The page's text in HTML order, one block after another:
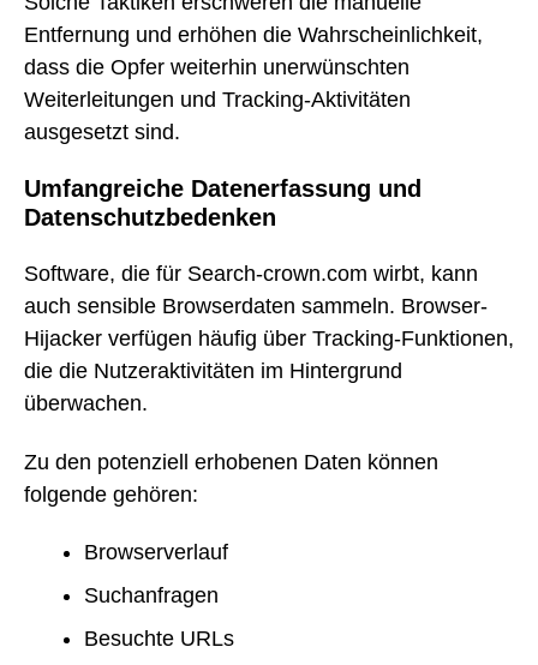
Entfernung und erhöhen die Wahrscheinlichkeit,
dass die Opfer weiterhin unerwünschten
Weiterleitungen und Tracking-Aktivitäten
ausgesetzt sind.
Umfangreiche Datenerfassung und
Datenschutzbedenken
Software, die für Search-crown.com wirbt, kann
auch sensible Browserdaten sammeln. Browser-
Hijacker verfügen häufig über Tracking-Funktionen,
die die Nutzeraktivitäten im Hintergrund
überwachen.
Zu den potenziell erhobenen Daten können
folgende gehören:
Browserverlauf
Suchanfragen
Besuchte URLs